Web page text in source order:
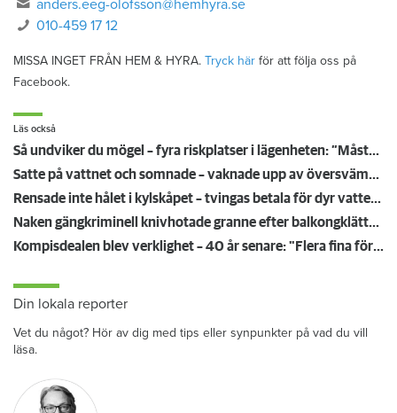
anders.eeg-olofsson@hemhyra.se
010-459 17 12
MISSA INGET FRÅN HEM & HYRA. Tryck här för att följa oss på
Facebook.
Läs också
Så undviker du mögel – fyra riskplatser i lägenheten: ”Måste städa bort”
Satte på vattnet och somnade – vaknade upp av översvämning hos grannen
Rensade inte hålet i kylskåpet – tvingas betala för dyr vattenskada
Naken gängkriminell knivhotade granne efter balkongklättring
Kompisdealen blev verklighet – 40 år senare: "Flera fina fördelar med att dela bostad"
Din lokala reporter
Vet du något? Hör av dig med tips eller synpunkter på vad du vill
läsa.